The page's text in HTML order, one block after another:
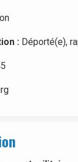
: Déporté(e),